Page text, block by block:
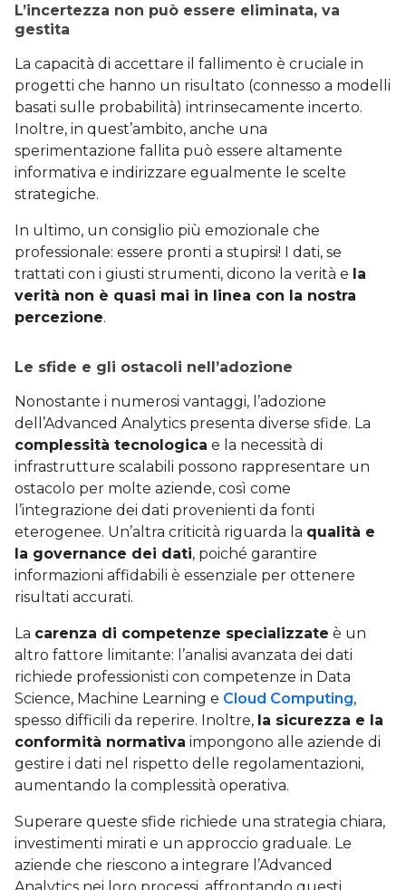
L’incertezza non può essere eliminata, va
gestita
La capacità di accettare il fallimento è cruciale in
progetti che hanno un risultato (connesso a modelli
basati sulle probabilità) intrinsecamente incerto.
Inoltre, in quest’ambito, anche una
sperimentazione fallita può essere altamente
informativa e indirizzare egualmente le scelte
strategiche.
In ultimo, un consiglio più emozionale che
professionale: essere pronti a stupirsi! I dati, se
trattati con i giusti strumenti, dicono la verità e la
verità non è quasi mai in linea con la nostra
percezione.
Le sfide e gli ostacoli nell’adozione
Nonostante i numerosi vantaggi, l’adozione
dell’Advanced Analytics presenta diverse sfide. La
complessità tecnologica e la necessità di
infrastrutture scalabili possono rappresentare un
ostacolo per molte aziende, così come
l’integrazione dei dati provenienti da fonti
eterogenee. Un’altra criticità riguarda la qualità e
la governance dei dati, poiché garantire
informazioni affidabili è essenziale per ottenere
risultati accurati.
La carenza di competenze specializzate è un
altro fattore limitante: l’analisi avanzata dei dati
richiede professionisti con competenze in Data
Science, Machine Learning e Cloud Computing,
spesso difficili da reperire. Inoltre, la sicurezza e la
conformità normativa impongono alle aziende di
gestire i dati nel rispetto delle regolamentazioni,
aumentando la complessità operativa.
Superare queste sfide richiede una strategia chiara,
investimenti mirati e un approccio graduale. Le
aziende che riescono a integrare l’Advanced